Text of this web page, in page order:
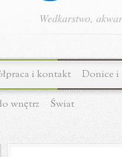
Wedkarstwo,
i kontakt Donice i
wnętrz Świat